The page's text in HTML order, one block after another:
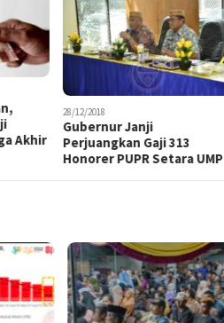
Akhir
28/12/2018
Gubernur Janji
Perjuangkan Gaji 313
Honorer PUPR Setara UMP